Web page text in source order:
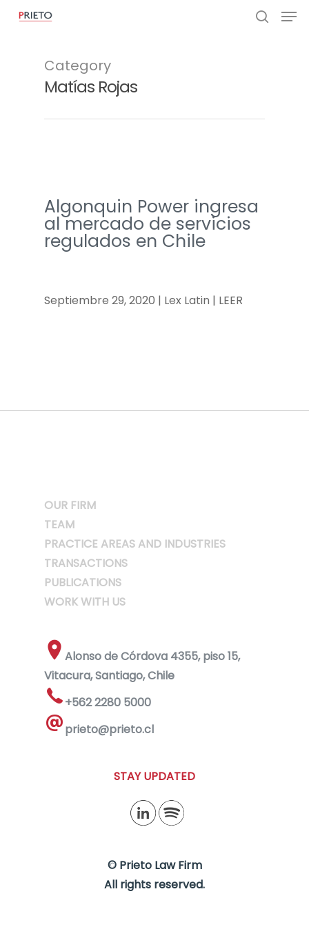
Category
Matías Rojas
Algonquin Power ingresa
al mercado de servicios
regulados en Chile
Septiembre 29, 2020 | Lex Latin | LEER
OUR FIRM
TEAM
PRACTICE AREAS AND INDUSTRIES
TRANSACTIONS
PUBLICATIONS
WORK WITH US
Alonso de Córdova 4355, piso 15,
Vitacura, Santiago, Chile
+562 2280 5000
prieto@prieto.cl
STAY UPDATED
© Prieto Law Firm
All rights reserved.